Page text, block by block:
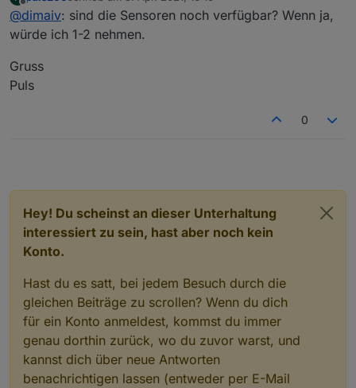
Offline zuletzt editiert von
@dimaiv: sind die Sensoren noch verfügbar? Wenn ja,
würde ich 1-2 nehmen.
Gruss
Puls
0
Hey! Du scheinst an dieser Unterhaltung
interessiert zu sein, hast aber noch kein
Konto.
Hast du es satt, bei jedem Besuch durch die
gleichen Beiträge zu scrollen? Wenn du dich
für ein Konto anmeldest, kommst du immer
genau dorthin zurück, wo du zuvor warst, und
kannst dich über neue Antworten
benachrichtigen lassen (entweder per E-Mail